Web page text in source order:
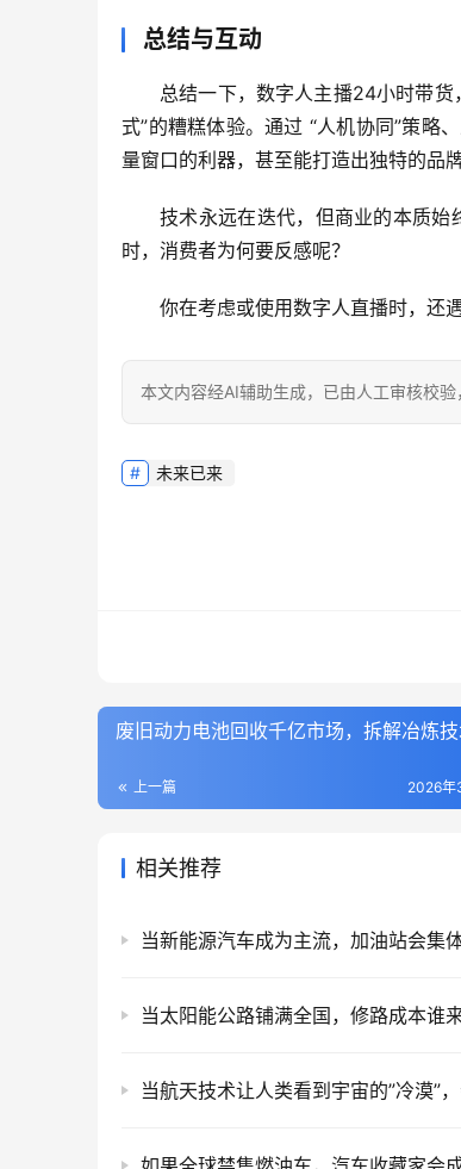
总结与互动
总结一下， 数字人主播24小时带货
式”的糟糕体验。通过 “人机协同”策略
量窗口的利器，甚至能打造出独特的品牌
技术永远在迭代，但商业的本质始
时，消费者为何要反感呢？
你在考虑或使用数字人直播时，还
本文内容经AI辅助生成，已由人工审核校验
未来已来
废旧动力电池回收千亿市场，拆解冶炼技
上一篇 2026年
相关推荐
当新能源汽车成为主流，加油站会集
当太阳能公路铺满全国，修路成本谁
当航天技术让人类看到宇宙的”冷漠”